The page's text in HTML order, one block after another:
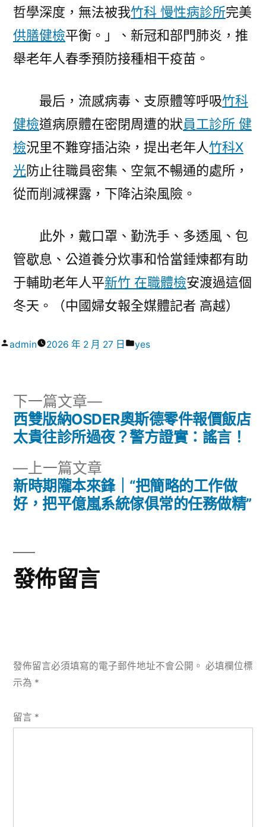
哲學深度，無法被我竹科 慢性病診所完美
供膳健檢平衡。」、新冠和部門肺炎，推
舉老年人春季預防接種相干疫苗。
最后，流感病毒、支原體等呼吸竹科
健檢道病原體在密閉周遭的狀員工診所 健
檢況里不難穿插沾染，提出老年人竹科X
光防止往職員密集、空氣不暢通的處所，
從而削減裸露，下降沾染風險。
此外，戴口罩、勤洗手、多透風、包
管歇息、公道養分炊事和恰當錘煉都有助
于輔助老年人平新竹 在職體檢安渡過這個
冬天。（中國婦女報全媒體記者 高越）
作
admin 2026 年 2 月 27 日
分
yes
文
導
覽
上一篇文章
一
篇
新時期隴本來鋒｜“把簡略的工作做
好，把平億嵐系統傢俱常的任務做精”
下一篇文章
下
一
篇
西雙版納OSDER奧斯德零件報價飯店
太貴往診所過夜？警方證實：謠言！
發佈留言
發佈留言必須填寫的電子郵件地址不會公開。 必填欄位標
示為 *
留言 *